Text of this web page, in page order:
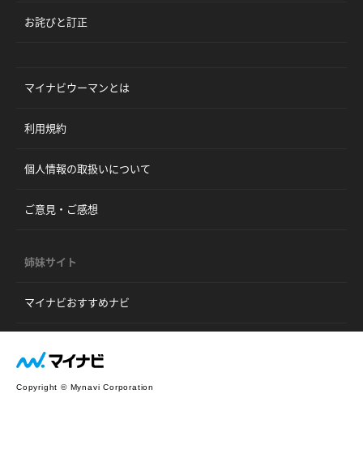
お詫びと訂正
マイナビウーマンとは
利用規約
個人情報の取扱いについて
ご意見・ご感想
姉妹サイト
マイナビおすすめナビ
Copyright © Mynavi Corporation